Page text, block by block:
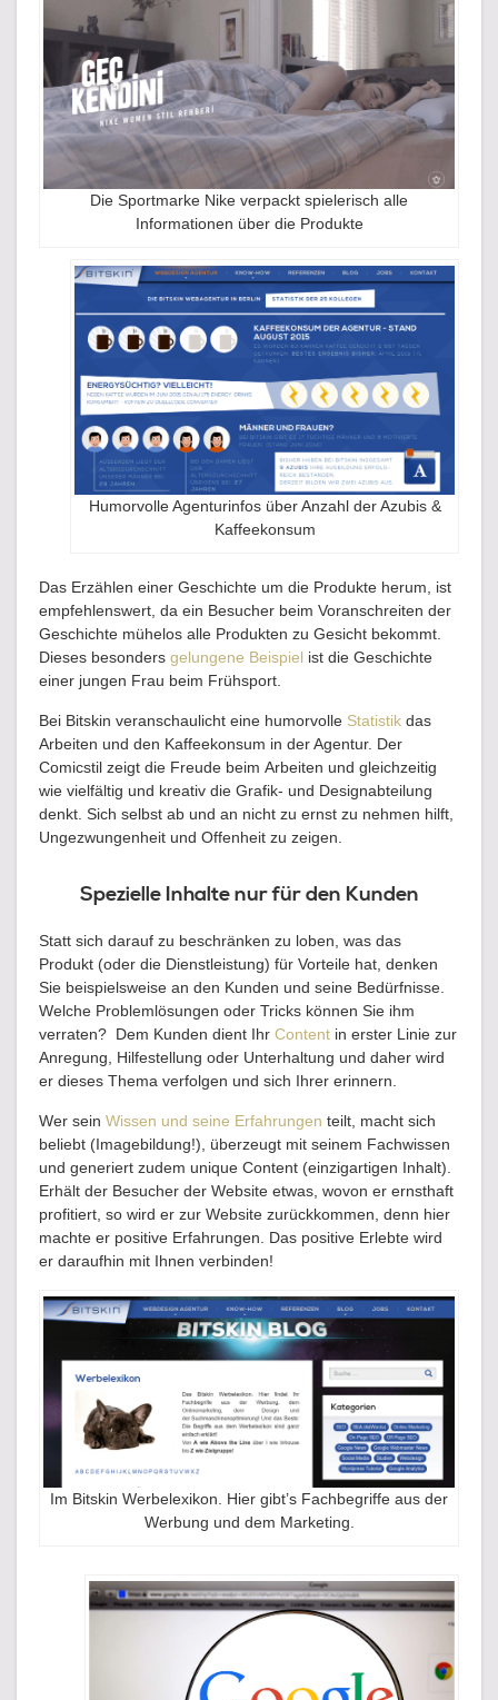
Die Sportmarke Nike verpackt spielerisch alle
Informationen über die Produkte
Humorvolle Agenturinfos über Anzahl der Azubis &
Kaffeekonsum
Das Erzählen einer Geschichte um die Produkte herum, ist
empfehlenswert, da ein Besucher beim Voranschreiten der
Geschichte mühelos alle Produkten zu Gesicht bekommt.
Dieses besonders gelungene Beispiel ist die Geschichte
einer jungen Frau beim Frühsport.
Bei Bitskin veranschaulicht eine humorvolle Statistik das
Arbeiten und den Kaffeekonsum in der Agentur. Der
Comicstil zeigt die Freude beim Arbeiten und gleichzeitig
wie vielfältig und kreativ die Grafik- und Designabteilung
denkt. Sich selbst ab und an nicht zu ernst zu nehmen hilft,
Ungezwungenheit und Offenheit zu zeigen.
Spezielle Inhalte nur für den Kunden
Statt sich darauf zu beschränken zu loben, was das
Produkt (oder die Dienstleistung) für Vorteile hat, denken
Sie beispielsweise an den Kunden und seine Bedürfnisse.
Welche Problemlösungen oder Tricks können Sie ihm
verraten? Dem Kunden dient Ihr Content in erster Linie zur
Anregung, Hilfestellung oder Unterhaltung und daher wird
er dieses Thema verfolgen und sich Ihrer erinnern.
Wer sein Wissen und seine Erfahrungen teilt, macht sich
beliebt (Imagebildung!), überzeugt mit seinem Fachwissen
und generiert zudem unique Content (einzigartigen Inhalt).
Erhält der Besucher der Website etwas, wovon er ernsthaft
profitiert, so wird er zur Website zurückkommen, denn hier
machte er positive Erfahrungen. Das positive Erlebte wird
er daraufhin mit Ihnen verbinden!
Im Bitskin Werbelexikon. Hier gibt’s Fachbegriffe aus der
Werbung und dem Marketing.